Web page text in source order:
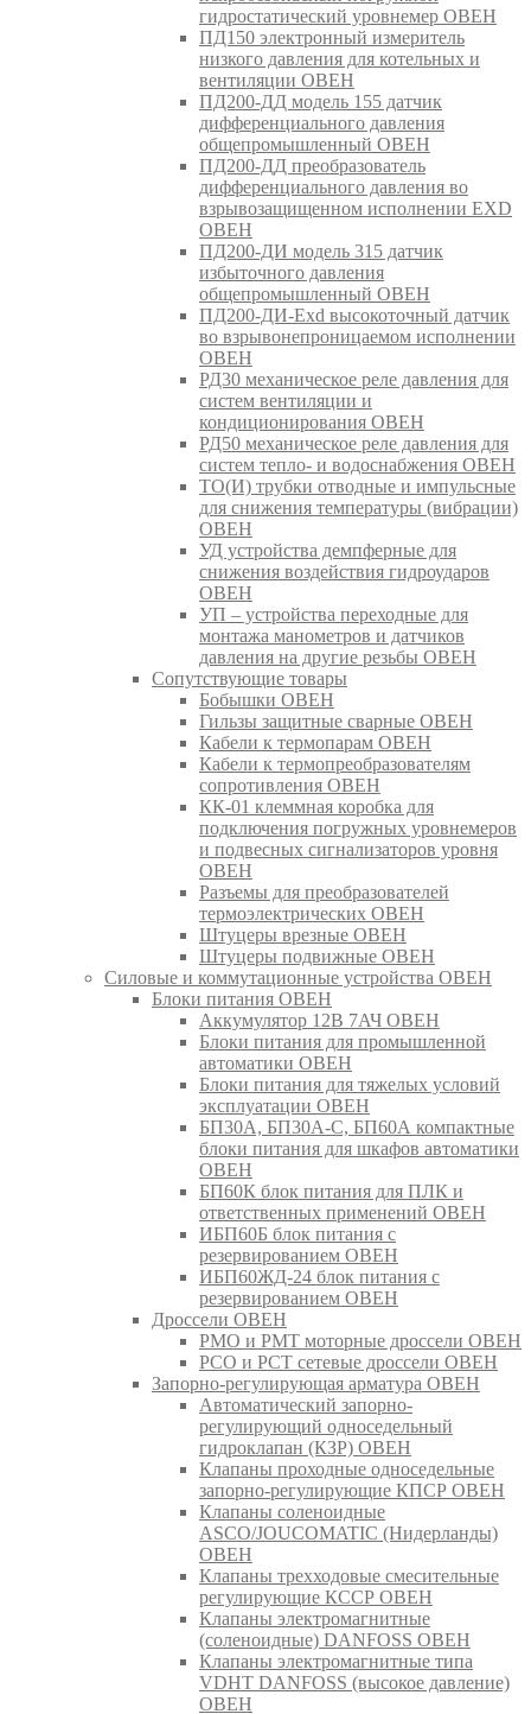
гидростатический уровнемер ОВЕН
ПД150 электронный измеритель
низкого давления для котельных и
вентиляции ОВЕН
ПД200-ДД модель 155 датчик
дифференциального давления
общепромышленный ОВЕН
ПД200-ДД преобразователь
дифференциального давления во
взрывозащищенном исполнении EXD
ОВЕН
ПД200-ДИ модель 315 датчик
избыточного давления
общепромышленный ОВЕН
ПД200-ДИ-Exd высокоточный датчик
во взрывонепроницаемом исполнении
ОВЕН
РД30 механическое реле давления для
систем вентиляции и
кондиционирования ОВЕН
РД50 механическое реле давления для
систем тепло- и водоснабжения ОВЕН
ТО(И) трубки отводные и импульсные
для снижения температуры (вибрации)
ОВЕН
УД устройства демпферные для
снижения воздействия гидроударов
ОВЕН
УП – устройства переходные для
монтажа манометров и датчиков
давления на другие резьбы ОВЕН
Сопутствующие товары
Бобышки ОВЕН
Гильзы защитные сварные ОВЕН
Кабели к термопарам ОВЕН
Кабели к термопреобразователям
сопротивления ОВЕН
КК-01 клеммная коробка для
подключения погружных уровнемеров
и подвесных сигнализаторов уровня
ОВЕН
Разъемы для преобразователей
термоэлектрических ОВЕН
Штуцеры врезные ОВЕН
Штуцеры подвижные ОВЕН
Силовые и коммутационные устройства ОВЕН
Блоки питания ОВЕН
Аккумулятор 12В 7АЧ ОВЕН
Блоки питания для промышленной
автоматики ОВЕН
Блоки питания для тяжелых условий
эксплуатации ОВЕН
БП30А, БП30А-С, БП60А компактные
блоки питания для шкафов автоматики
ОВЕН
БП60К блок питания для ПЛК и
ответственных применений ОВЕН
ИБП60Б блок питания с
резервированием ОВЕН
ИБП60ЖД-24 блок питания с
резервированием ОВЕН
Дроссели ОВЕН
РМО и РМТ моторные дроссели ОВЕН
РСО и РСТ сетевые дроссели ОВЕН
Запорно-регулирующая арматура ОВЕН
Автоматический запорно-
регулирующий односедельный
гидроклапан (КЗР) ОВЕН
Клапаны проходные односедельные
запорно-регулирующие КПСР ОВЕН
Клапаны соленоидные
ASCO/JOUCOMATIC (Нидерланды)
ОВЕН
Клапаны трехходовые смесительные
регулирующие КССР ОВЕН
Клапаны электромагнитные
(соленоидные) DANFOSS ОВЕН
Клапаны электромагнитные типа
VDHT DANFOSS (высокое давление)
ОВЕН